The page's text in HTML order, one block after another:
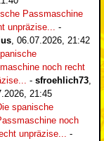
Passmaschine
unpräzise... -
, 06.07.2026, 21:42
noch recht
- sfroehlich73,
21:45
spanische
noch
unpräzise... -